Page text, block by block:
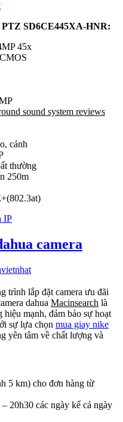
SD6CE445XA-HNR:
45x
sound system reviews
cảnh
thường
250m
IP
camera
trình lắp đặt camera ưu đãi
dahua Macinsearch là
mạnh, đảm bảo sự hoạt
sự lựa chọn mua giay nike
yên tâm về chất lượng và
5 km) cho đơn hàng từ
20h30 các ngày kể cả ngày